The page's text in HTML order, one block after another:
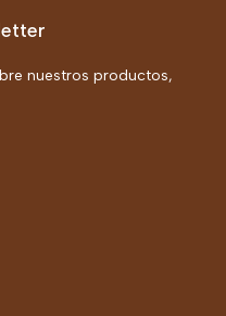
nuestros productos,